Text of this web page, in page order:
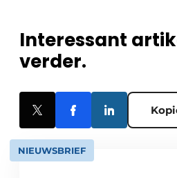
Interessant
verder.
NIEUWSBRIEF